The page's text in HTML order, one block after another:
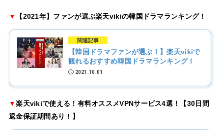
▼ 【2021年】ファンが選ぶ楽天vikiの韓国ドラマランキング！
関連記事
【韓国ドラマファンが選ぶ！】楽天vikiで
観れるおすすめ韓国ドラマランキング！
2021.10.01
▼楽天vikiで使える！有料オススメVPNサービス4選！【30日間
返金保証期間あり！】